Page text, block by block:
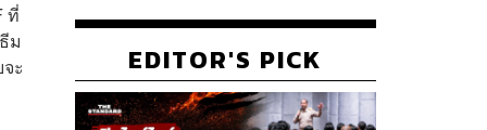
ที่
ม
ะ
EDITOR'S PICK